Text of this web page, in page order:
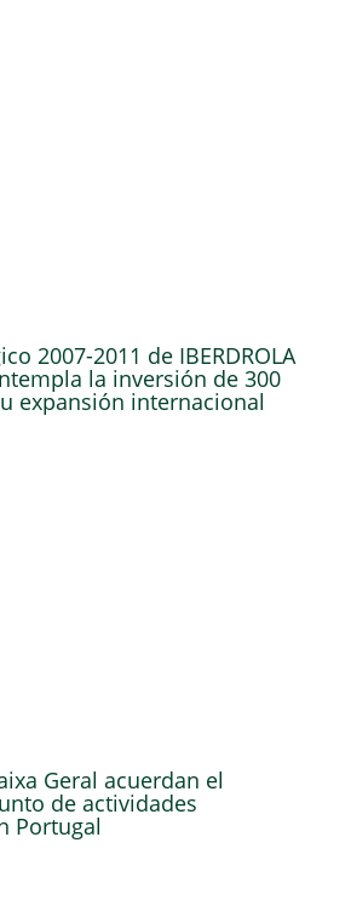
2007-2011 de IBERDROLA
la inversión de 300
expansión internacional
Geral acuerdan el
de actividades
Portugal